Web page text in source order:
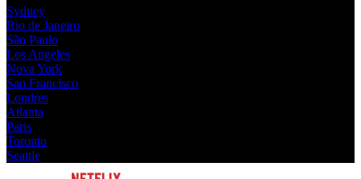
Sydney
Rio de Janeiro
São Paulo
Los Angeles
Nova York
San Francisco
Londres
Atlanta
Paris
Toronto
Seattle